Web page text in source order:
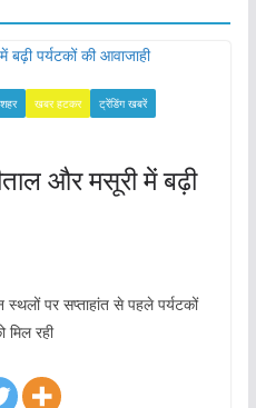
खबर हटकर
ट्रेंडिंग खबरें
और मसूरी में बढ़ी
पर सप्ताहांत से पहले पर्यटकों
मिल रही